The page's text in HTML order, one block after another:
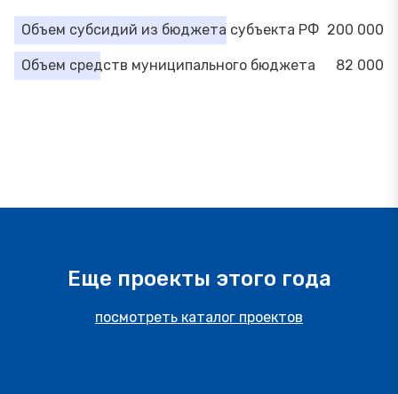
Объем субсидий из бюджета субъекта РФ 200 000
Объем средств муниципального бюджета 82 000
Еще проекты этого года
посмотреть каталог проектов